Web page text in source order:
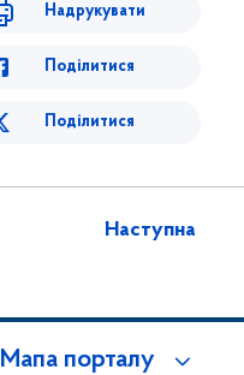
Надрукувати
Поділитися
Поділитися
Наступна
Мапа порталу